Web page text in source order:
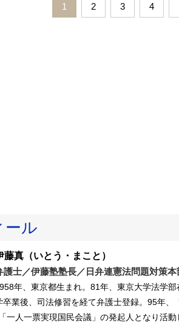
1 2 3 4
ール
藤真 （いとう・まこと）
護士／伊藤塾塾長／日弁連憲法問題対策
年、東京都生まれ。81年、東京大学法学
卒業後、司法修習を経て弁護士登録。95年、
一人一票実現国民会議」の発起人となり活